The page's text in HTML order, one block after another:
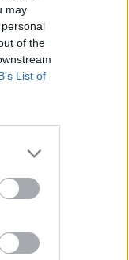
may
of the
List of